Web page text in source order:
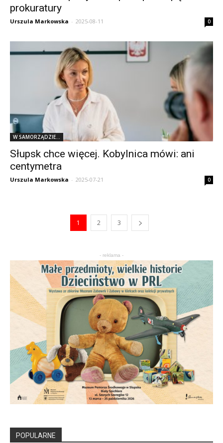
prokuratury
Urszula Markowska - 2025-08-11 0
W SAMORZĄDZIE...
Słupsk chce więcej. Kobylnica mówi: ani
centymetra
Urszula Markowska - 2025-07-21 0
1 2 3
- reklama -
POPULARNE